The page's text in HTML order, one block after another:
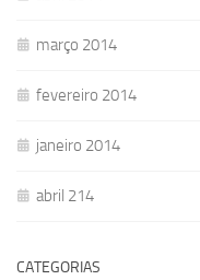
março 2014
fevereiro 2014
janeiro 2014
abril 214
CATEGORIAS